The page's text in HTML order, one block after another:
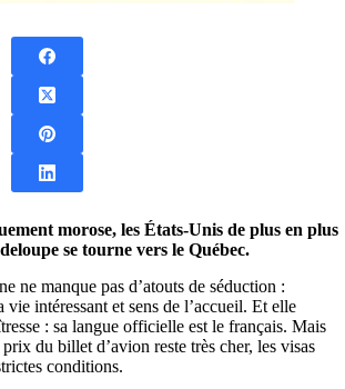
morose, les États-Unis de plus en plus
se tourne vers le Québec.
ne manque pas d’atouts de séduction :
intéressant et sens de l’accueil. Et elle
: sa langue officielle est le français. Mais
prix du billet d’avion reste très cher, les visas
conditions.